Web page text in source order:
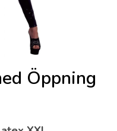
Öppning